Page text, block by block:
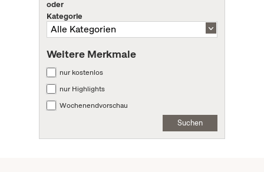
oder
Kategorie
Weitere Merkmale
nur kostenlos
nur Highlights
Wochenendvorschau
Suchen